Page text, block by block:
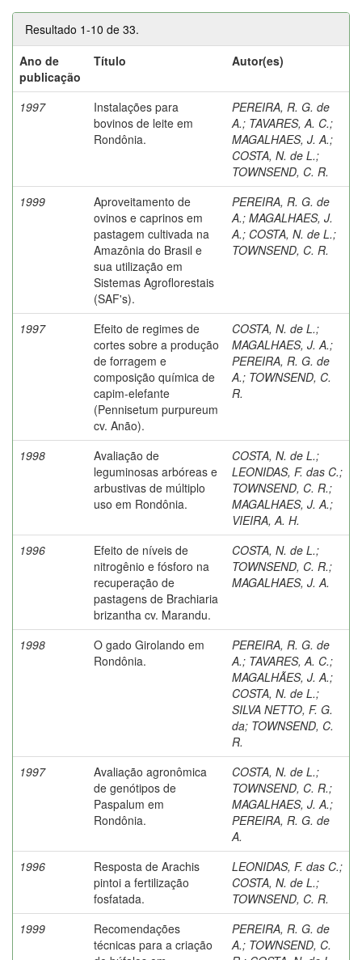
Resultado 1-10 de 33.
Ano de
publicação
Título Autor(es)
1997
Instalações para
bovinos de leite em
Rondônia.
PEREIRA, R. G. de
A.; TAVARES, A. C.;
MAGALHAES, J. A.;
COSTA, N. de L.;
TOWNSEND, C. R.
1999
Aproveitamento de
ovinos e caprinos em
pastagem cultivada na
Amazônia do Brasil e
sua utilização em
Sistemas Agroflorestais
(SAF's).
PEREIRA, R. G. de
A.; MAGALHAES, J.
A.; COSTA, N. de L.;
TOWNSEND, C. R.
1997
Efeito de regimes de
cortes sobre a produção
de forragem e
composição química de
capim-elefante
(Pennisetum purpureum
cv. Anão).
COSTA, N. de L.;
MAGALHAES, J. A.;
PEREIRA, R. G. de
A.; TOWNSEND, C.
R.
1998
Avaliação de
leguminosas arbóreas e
arbustivas de múltiplo
uso em Rondônia.
COSTA, N. de L.;
LEONIDAS, F. das C.;
TOWNSEND, C. R.;
MAGALHAES, J. A.;
VIEIRA, A. H.
1996
Efeito de níveis de
nitrogênio e fósforo na
recuperação de
pastagens de Brachiaria
brizantha cv. Marandu.
COSTA, N. de L.;
TOWNSEND, C. R.;
MAGALHAES, J. A.
1998
O gado Girolando em
Rondônia.
PEREIRA, R. G. de
A.; TAVARES, A. C.;
MAGALHÃES, J. A.;
COSTA, N. de L.;
SILVA NETTO, F. G.
da; TOWNSEND, C.
R.
1997
Avaliação agronômica
de genótipos de
Paspalum em
Rondônia.
COSTA, N. de L.;
TOWNSEND, C. R.;
MAGALHAES, J. A.;
PEREIRA, R. G. de
A.
1996
Resposta de Arachis
pintoi a fertilização
fosfatada.
LEONIDAS, F. das C.;
COSTA, N. de L.;
TOWNSEND, C. R.
1999
Recomendações
técnicas para a criação
PEREIRA, R. G. de
A.; TOWNSEND, C.